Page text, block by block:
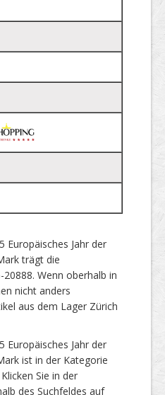
Europäisches Jahr der
trägt die
Wenn oberhalb in
nicht anders
aus dem Lager Zürich
Europäisches Jahr der
ist in der Kategorie
Sie in der
des Suchfeldes auf